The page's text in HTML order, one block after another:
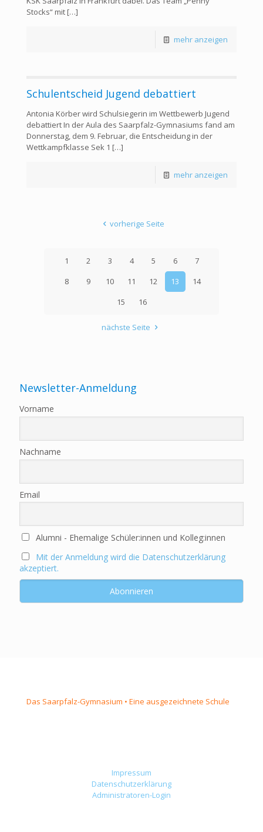
Stocks“ mit […]
mehr anzeigen
Schulentscheid Jugend debattiert
Antonia Körber wird Schulsiegerin im Wettbewerb Jugend
debattiert In der Aula des Saarpfalz-Gymnasiums fand am
Donnerstag, dem 9. Februar, die Entscheidung in der
Wettkampfklasse Sek 1 […]
mehr anzeigen
vorherige Seite
1 2 3 4 5 6
7
8
9 10 11 12 13
14
15
16
nächste Seite
Newsletter-Anmeldung
Vorname
Nachname
Email
Alumni - Ehemalige Schüler:innen und Kolleg:innen
Mit der Anmeldung wird die Datenschutzerklärung
akzeptiert.
Das Saarpfalz-Gymnasium • Eine ausgezeichnete Schule
Impressum
Datenschutzerklärung
Administratoren-Login